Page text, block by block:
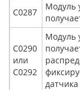
С0287
Модуль
С0290
или
С0292
Модуль
датчика